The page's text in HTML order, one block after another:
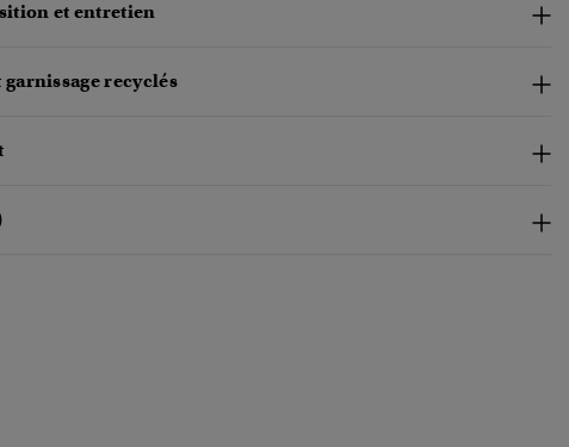
et entretien
garnissage recyclés